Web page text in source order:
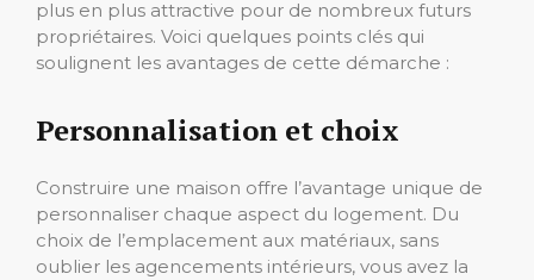
plus en plus attractive pour de nombreux futurs
propriétaires. Voici quelques points clés qui
soulignent les avantages de cette démarche :
Personnalisation et choix
Construire une maison offre l’avantage unique de
personnaliser chaque aspect du logement. Du
choix de l’emplacement aux matériaux, sans
oublier les agencements intérieurs, vous avez la